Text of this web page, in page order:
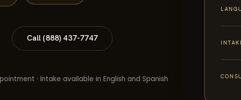
Call (888) 437-7747
· Intake available in English and Spanish